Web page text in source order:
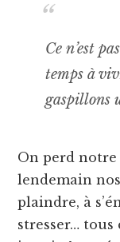
Ce n’est
temps à
gaspillons
On perd notre
lendemain
plaindre, à
stresser…